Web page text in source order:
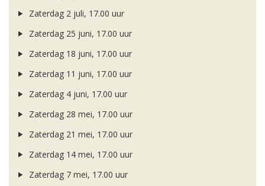
Zaterdag 2 juli, 17.00 uur
Zaterdag 25 juni, 17.00 uur
Zaterdag 18 juni, 17.00 uur
Zaterdag 11 juni, 17.00 uur
Zaterdag 4 juni, 17.00 uur
Zaterdag 28 mei, 17.00 uur
Zaterdag 21 mei, 17.00 uur
Zaterdag 14 mei, 17.00 uur
Zaterdag 7 mei, 17.00 uur